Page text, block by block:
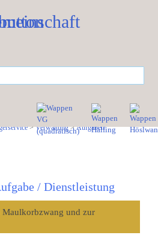
>Verwaltung>Aufgaben
/ Dienstleistung
und zur